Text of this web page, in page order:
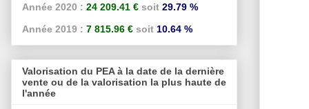
Année 2020 : 24 209.41 € soit 29.79 %
Année 2019 : 7 815.96 € soit 10.64 %
Valorisation du PEA à la date de la dernière
vente ou de la valorisation la plus haute de
l'année